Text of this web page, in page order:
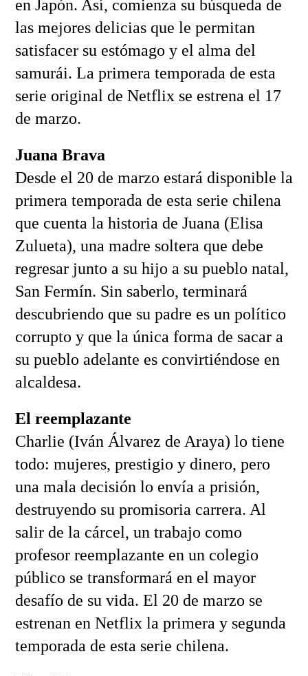
en Japón. Así, comienza su búsqueda de
las mejores delicias que le permitan
satisfacer su estómago y el alma del
samurái. La primera temporada de esta
serie original de Netflix se estrena el 17
de marzo.
Juana Brava
Desde el 20 de marzo estará disponible la
primera temporada de esta serie chilena
que cuenta la historia de Juana (Elisa
Zulueta), una madre soltera que debe
regresar junto a su hijo a su pueblo natal,
San Fermín. Sin saberlo, terminará
descubriendo que su padre es un político
corrupto y que la única forma de sacar a
su pueblo adelante es convirtiéndose en
alcaldesa.
El reemplazante
Charlie (Iván Álvarez de Araya) lo tiene
todo: mujeres, prestigio y dinero, pero
una mala decisión lo envía a prisión,
destruyendo su promisoria carrera. Al
salir de la cárcel, un trabajo como
profesor reemplazante en un colegio
público se transformará en el mayor
desafío de su vida. El 20 de marzo se
estrenan en Netflix la primera y segunda
temporada de esta serie chilena.